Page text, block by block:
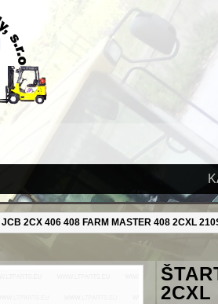
JCB 2CX 406 408 FARM MASTER 408 2CXL
2CXL